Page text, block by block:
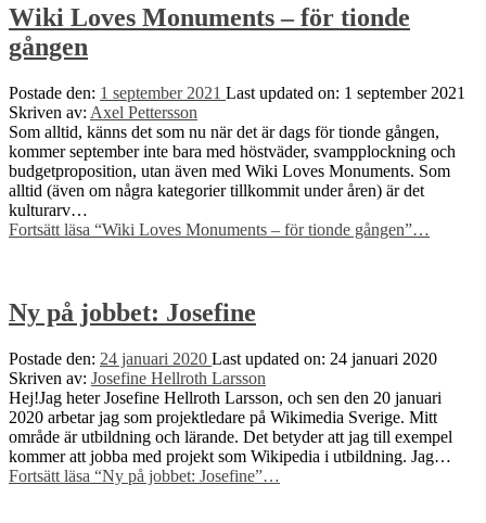
Wiki Loves Monuments – för tionde
gången
Postade den: 1 september 2021 Last updated on: 1 september 2021
Skriven av: Axel Pettersson
Som alltid, känns det som nu när det är dags för tionde gången,
kommer september inte bara med höstväder, svampplockning och
budgetproposition, utan även med Wiki Loves Monuments. Som
alltid (även om några kategorier tillkommit under åren) är det
kulturarv…
Fortsätt läsa “Wiki Loves Monuments – för tionde gången”…
Ny på jobbet: Josefine
Postade den: 24 januari 2020 Last updated on: 24 januari 2020
Skriven av: Josefine Hellroth Larsson
Hej!Jag heter Josefine Hellroth Larsson, och sen den 20 januari
2020 arbetar jag som projektledare på Wikimedia Sverige. Mitt
område är utbildning och lärande. Det betyder att jag till exempel
kommer att jobba med projekt som Wikipedia i utbildning. Jag…
Fortsätt läsa “Ny på jobbet: Josefine”…